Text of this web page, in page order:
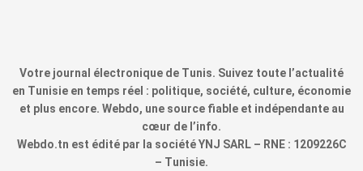
Votre journal électronique de Tunis. Suivez toute l’actualité
en Tunisie en temps réel : politique, société, culture, économie
et plus encore. Webdo, une source fiable et indépendante au
cœur de l’info.
Webdo.tn est édité par la société YNJ SARL – RNE : 1209226C
– Tunisie.